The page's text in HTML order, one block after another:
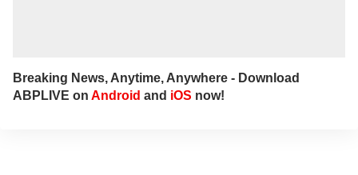
Breaking News, Anytime, Anywhere - Download
ABPLIVE on Android and iOS now!